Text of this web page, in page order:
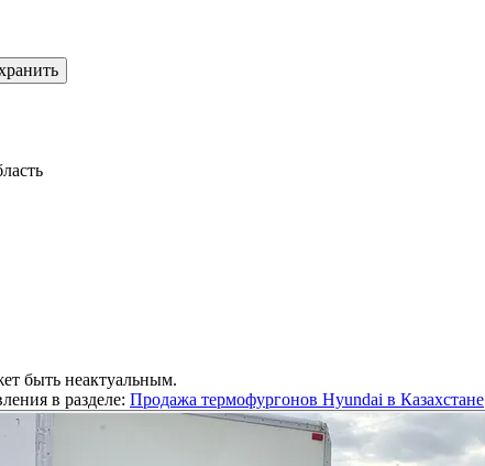
быть неактуальным.
в разделе: Продажа термофургонов Hyundai в Казахстане